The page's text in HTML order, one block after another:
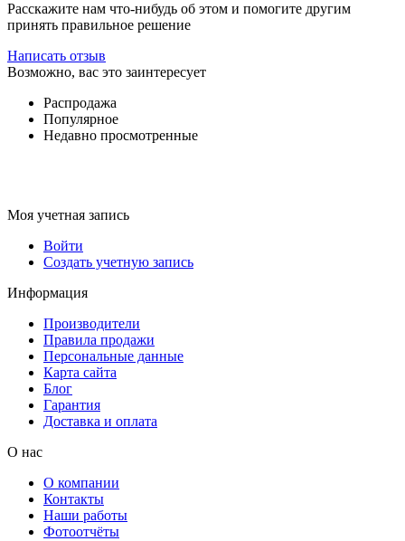
Расскажите нам что-нибудь об этом и помогите другим
принять правильное решение
Написать отзыв
Возможно, вас это заинтересует
Распродажа
Популярное
Недавно просмотренные
Моя учетная запись
Войти
Создать учетную запись
Информация
Производители
Правила продажи
Персональные данные
Карта сайта
Блог
Гарантия
Доставка и оплата
О нас
О компании
Контакты
Наши работы
Фотоотчёты